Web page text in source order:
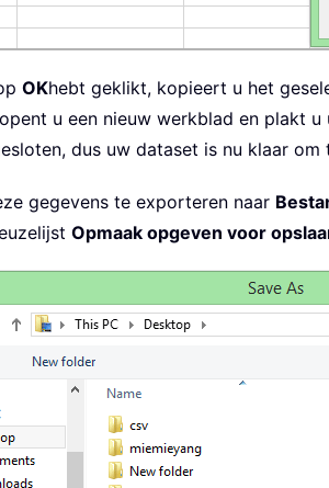
OKhebt geklikt, kopieert u het
u een nieuw werkblad en plakt u
dus uw dataset is nu klaar
gegevens te exporteren naar
Opmaak opgeven voor